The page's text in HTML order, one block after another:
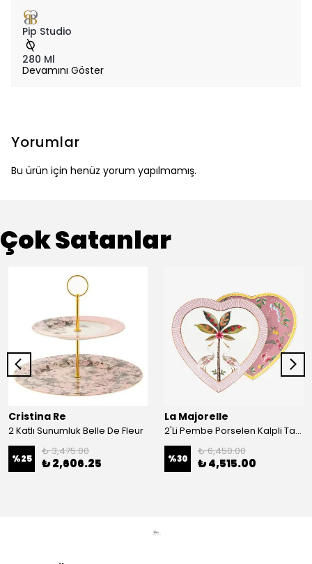
Pip Studio
280 Ml
Devamını Göster
Yorumlar
Bu ürün için henüz yorum yapılmamış.
Çok Satanlar
Cristina Re
2 Katlı Sunumluk Belle De Fleur
%25
₺ 3,475.00
₺ 2,606.25
La Majorelle
2'Li Pembe Porselen Kalpli Tabak 21,5 Cm La Majorelle
%30
₺ 6,450.00
₺ 4,515.00